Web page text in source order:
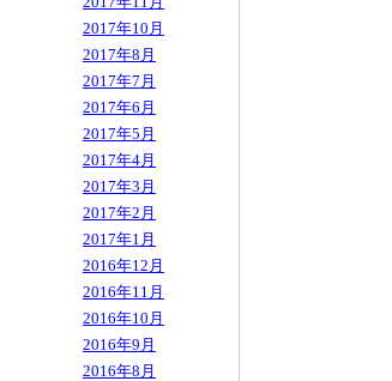
2017年10月
2017年8月
2017年7月
2017年6月
2017年5月
2017年4月
2017年3月
2017年2月
2017年1月
2016年12月
2016年11月
2016年10月
2016年9月
2016年8月